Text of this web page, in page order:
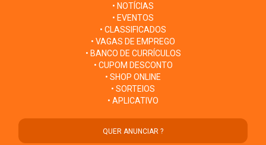
• NOTÍCIAS
• EVENTOS
• CLASSIFICADOS
• VAGAS DE EMPREGO
• BANCO DE CURRÍCULOS
• CUPOM DESCONTO
• SHOP ONLINE
• SORTEIOS
• APLICATIVO
QUER ANUNCIAR ?